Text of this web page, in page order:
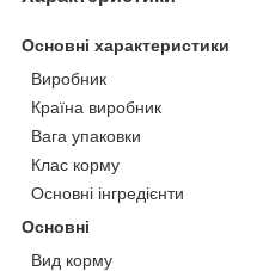
Основні характеристики
Виробник
Країна виробник
Вага упаковки
Клас корму
Основні інгредієнти
Основні
Вид корму